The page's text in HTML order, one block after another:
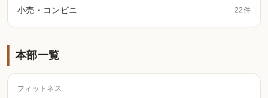
小売・コンビニ 22件
本部一覧
フィットネス